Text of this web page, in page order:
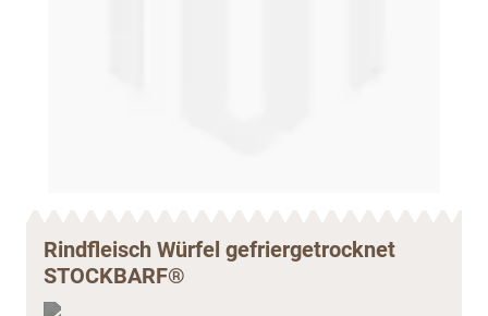
Rindfleisch Würfel gefriergetrocknet
STOCKBARF®